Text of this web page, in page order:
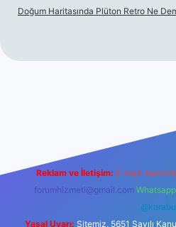
Doğum Haritasında Plüton Retro Ne
Reklam ve İletişim: E-mail:
forumhizmeti@gmail.com
Yasal Uyarı: Sitemiz, 5651 Sayılı